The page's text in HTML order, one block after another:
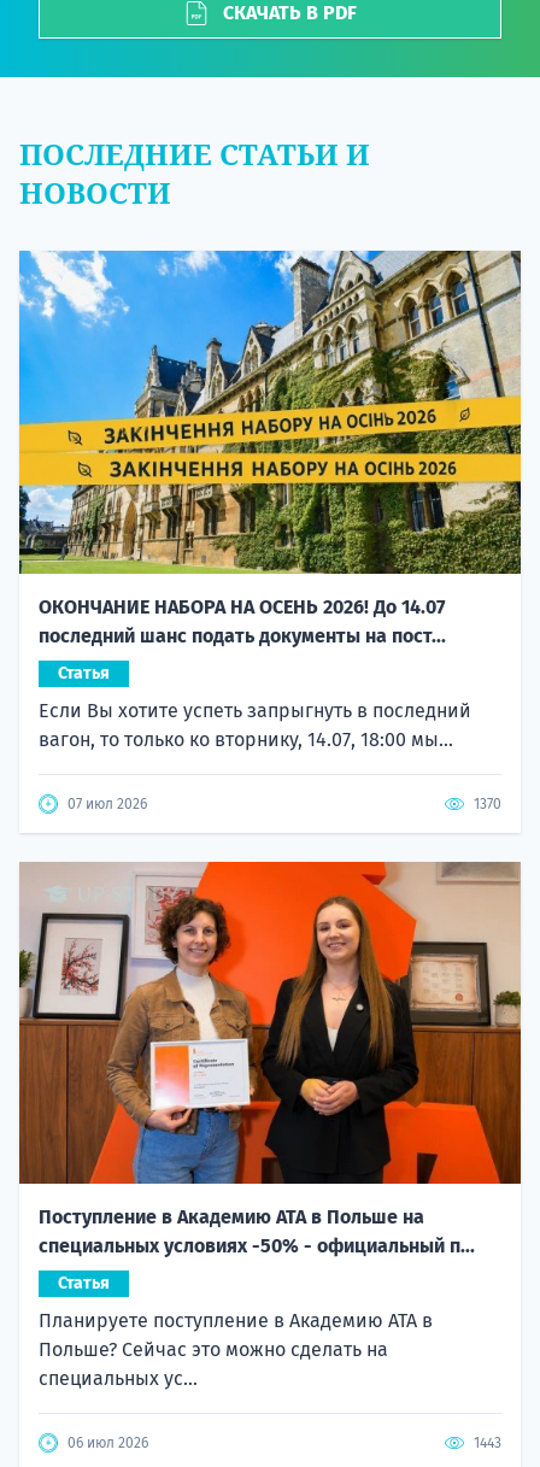
СКАЧАТЬ В PDF
ПОСЛЕДНИЕ СТАТЬИ И
НОВОСТИ
ОКОНЧАНИЕ НАБОРА НА ОСЕНЬ 2026! До 14.07
последний шанс подать документы на пост...
Статья
Если Вы хотите успеть запрыгнуть в последний
вагон, то только ко вторнику, 14.07, 18:00 мы...
07 июл 2026 1370
Поступление в Академию ATA в Польше на
специальных условиях -50% - официальный п...
Статья
Планируете поступление в Академию ATA в
Польше? Сейчас это можно сделать на
специальных ус...
06 июл 2026 1443